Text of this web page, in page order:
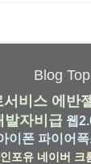
Blog
서비스 에반
발자비급 웹
이폰 파이어
포유 네이버 크